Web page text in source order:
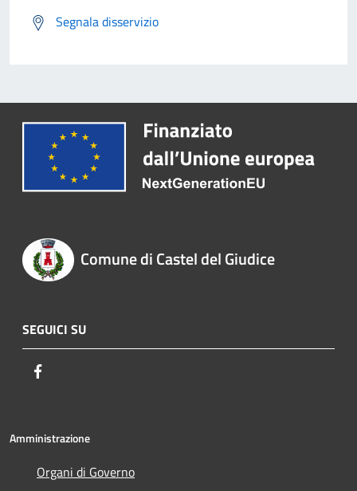
Segnala disservizio
Comune di Castel del Giudice
SEGUICI SU
Amministrazione
Organi di Governo